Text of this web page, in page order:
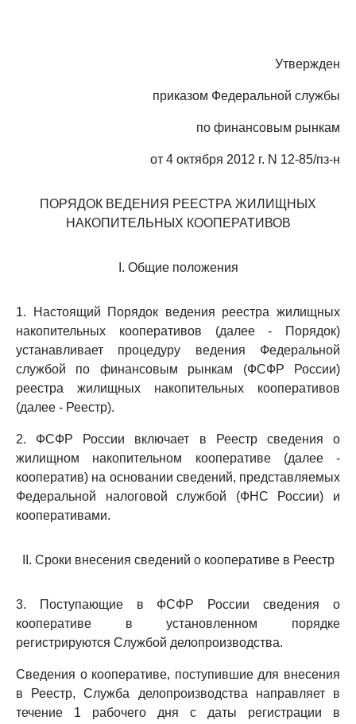
Утвержден
приказом Федеральной службы
по финансовым рынкам
от 4 октября 2012 г. N 12-85/пз-н
ПОРЯДОК ВЕДЕНИЯ РЕЕСТРА ЖИЛИЩНЫХ
НАКОПИТЕЛЬНЫХ КООПЕРАТИВОВ
I. Общие положения
1. Настоящий Порядок ведения реестра жилищных
накопительных кооперативов (далее - Порядок)
устанавливает процедуру ведения Федеральной
службой по финансовым рынкам (ФСФР России)
реестра жилищных накопительных кооперативов
(далее - Реестр).
2. ФСФР России включает в Реестр сведения о
жилищном накопительном кооперативе (далее -
кооператив) на основании сведений, представляемых
Федеральной налоговой службой (ФНС России) и
кооперативами.
II. Сроки внесения сведений о кооперативе в Реестр
3. Поступающие в ФСФР России сведения о
кооперативе в установленном порядке
регистрируются Службой делопроизводства.
Сведения о кооперативе, поступившие для внесения
в Реестр, Служба делопроизводства направляет в
течение 1 рабочего дня с даты регистрации в